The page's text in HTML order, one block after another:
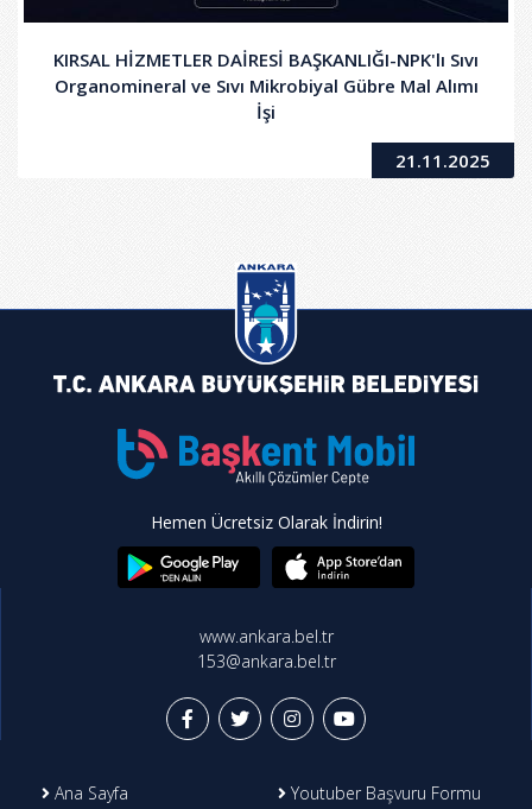
KIRSAL HİZMETLER DAİRESİ BAŞKANLIĞI-NPK'lı Sıvı
Organomineral ve Sıvı Mikrobiyal Gübre Mal Alımı
İşi
21.11.2025
Hemen Ücretsiz Olarak İndirin!
www.ankara.bel.tr
153@ankara.bel.tr
Ana Sayfa Youtuber Başvuru Formu